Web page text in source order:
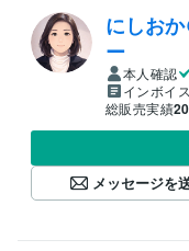
にしお
ー
本人確認
インボイ
総販売実績
メッセージを